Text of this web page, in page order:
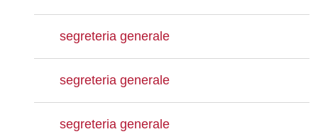
segreteria generale
segreteria generale
segreteria generale